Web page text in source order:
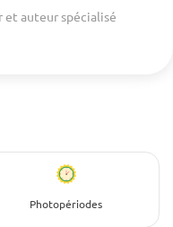
et auteur spécialisé
Photopériodes